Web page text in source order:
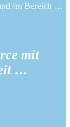
im Bereich …
mit
…